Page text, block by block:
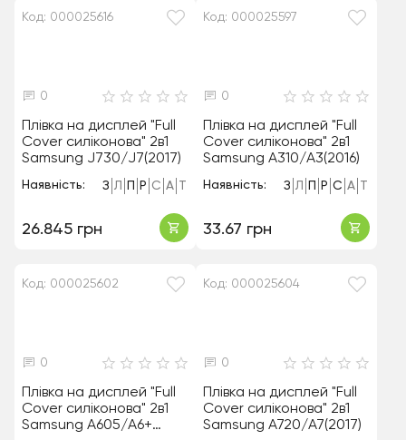
Код: 000025616
0
Плівка на дисплей "Full
Cover силіконова" 2в1
Samsung J730/J7(2017)
Наявність: З Л П Р С А
26.845 грн
Код: 000025597
0
Плівка на дисплей "Full
Cover силіконова" 2в1
Samsung A310/A3(2016)
Наявність: З Л П Р С А
33.67 грн
Код: 000025602
0
Плівка на дисплей "Full
Cover силіконова" 2в1
Samsung A605/A6+
Код: 000025604
0
Плівка на дисплей "Full
Cover силіконова" 2в1
Samsung A720/A7(2017)